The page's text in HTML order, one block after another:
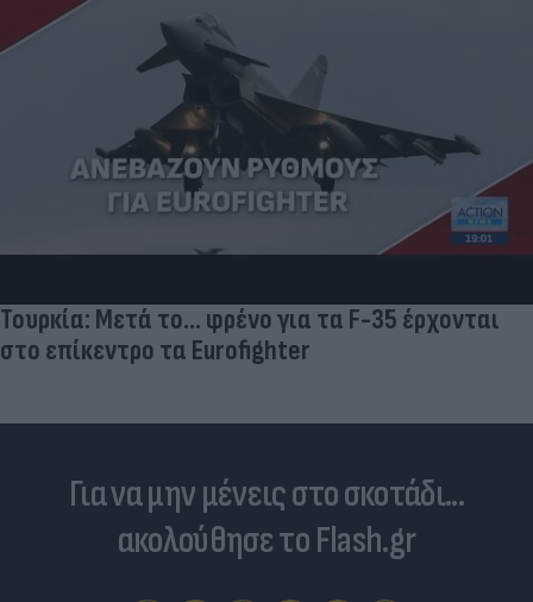
Τουρκία: Μετά το... φρένο για τα F-35 έρχονται
στο επίκεντρο τα Eurofighter
Για να μην μένεις στο σκοτάδι...
ακολούθησε το Flash.gr